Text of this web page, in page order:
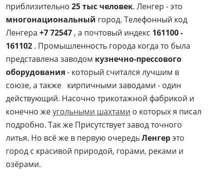
приблизительно 25 тыс человек. Ленгер - это
многонациональный город. Телефонный код
Ленгера +7 72547 , а почтовый индекс 161100 -
161102 . Промышленность города когда то была
представлена заводом кузнечно-прессового
оборудования- который считался лучшим в
союзе, а также кирпичными заводами - один
действующий. Насочно трикотажной фабрикой и
конечно жеугольными шахтами о которых я писал
подробно. Так же Присутствует завод точного
литья. Но всё же в первую очередьЛенгерэто
город с красивой природой, горами, реками и
озёрами.